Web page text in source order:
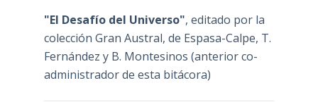
"El Desafío del Universo", editado por la
colección Gran Austral, de Espasa-Calpe, T.
Fernández y B. Montesinos (anterior co-
administrador de esta bitácora)